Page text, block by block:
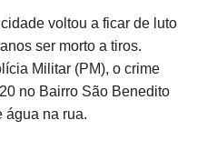
voltou a ficar de luto
ser morto a tiros.
Militar (PM), o crime
no Bairro São Benedito
água na rua.